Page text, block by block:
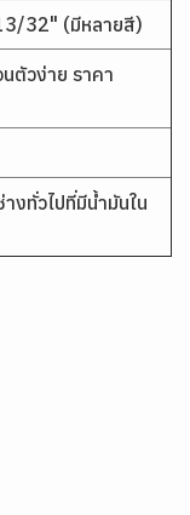
32" (มีหลายสี)
ตัวง่าย ราคา
งทั่วไปที่มีน้ำมันใน